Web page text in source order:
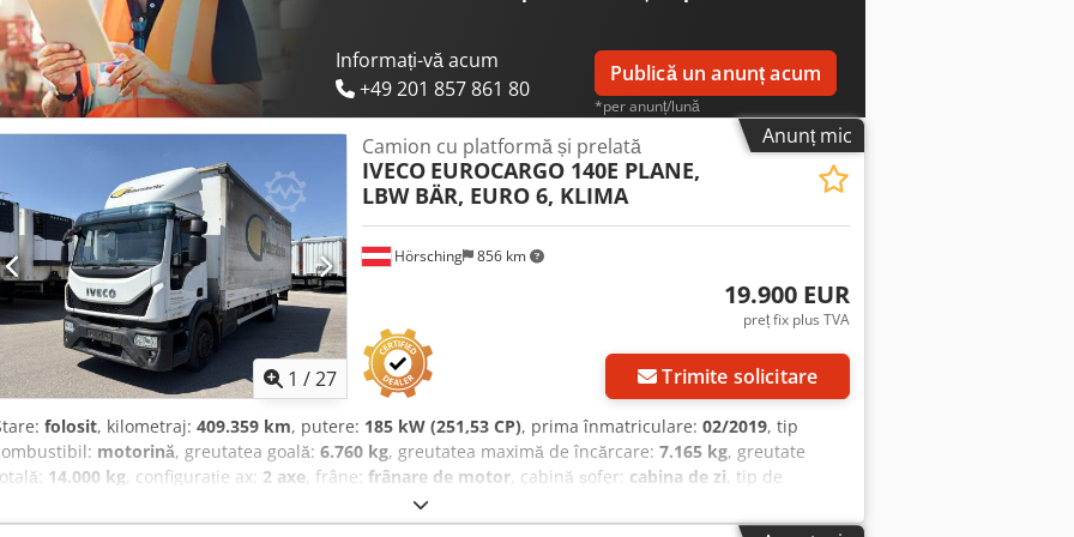
Informați-vă acum
+49 201 857 861 80
Publică un anunț acum
*per anunț/lună
Anunț mic
1 /27
Hörsching 856 km
Camion cu platformă și prelată
IVECO EUROCARGO 140E PLANE,
LBW BÄR, EURO 6, KLIMA
19.900 EUR
preț fix plus TVA
Trimite solicitare
folosit, kilometraj: 409.359 km, putere: 185 kW (251,53 CP), prima înmatriculare: 02/2019, tip
motorină, greutatea goală: 6.760 kg, greutatea maximă de încărcare: 7.165 kg, greutate
14.000 kg, configurație ax: 2 axe, frâne: frânare de motor, cabină șofer: cabina de zi, tip de
, suspensie:
blocare diferențial, frână cu aer comprimat, înmatriculare camion, | Iveco Eurocargo 140E |